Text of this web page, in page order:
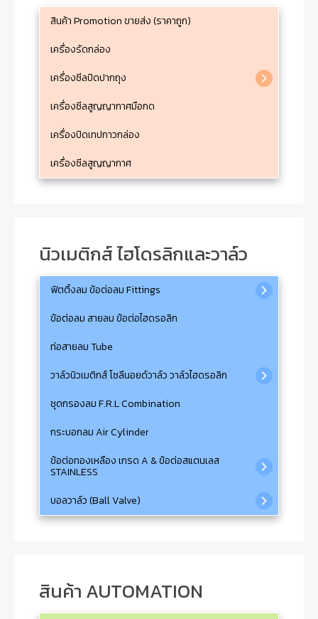
สินค้า Promotion ขายส่ง (ราคาถูก)
เครื่องรัดกล่อง
เครื่องซีลปิดปากถุง
เครื่องซีลสูญญากาศมือกด
เครื่องปิดเทปกาวกล่อง
เครื่องซีลสูญญากาศ
นิวเมติกส์ ไฮโดรลิกและวาล์ว
ฟิตติ้งลม ข้อต่อลม Fittings
ข้อต่อลม สายลม ข้อต่อไฮดรอลิก
ท่อสายลม Tube
วาล์วนิวเมติกส์ โซลีนอยด์วาล์ว วาล์วไฮดรอลิก
ชุดกรองลม F.R.L Combination
กระบอกลม Air Cylinder
ข้อต่อทองเหลือง เกรด A & ข้อต่อสแตนเลส
STAINLESS
บอลวาล์ว (Ball Valve)
สินค้า AUTOMATION